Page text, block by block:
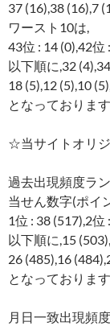
37 (16),38 (16),7
ワースト10は,
43位 : 14 (0),42位
以下順に,32
18 (5),12 (5),10
となっております
☆当サイトオリ
過去出現頻度ラ
当せん数字(ポイ
1位 : 38 (517),2位
以下順に,15
26 (485),16
となっております
月日一致出現頻